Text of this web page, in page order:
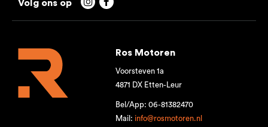
Ros Motoren
Voorsteven 1a
4871 DX Etten-Leur
Bel/App: 06-81382470
Mail:info@rosmotoren.nl